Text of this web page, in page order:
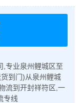
,专业泉州鲤城区至
到门)从泉州鲤城
流到开封祥符区,一
专线